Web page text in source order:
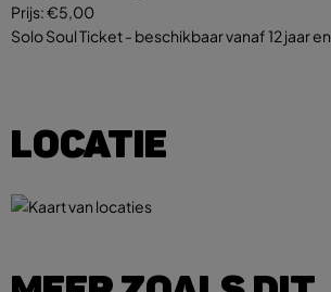
Prijs:€5,00
Solo Soul Ticket - beschikbaar vanaf 12 jaar
LOCATIE